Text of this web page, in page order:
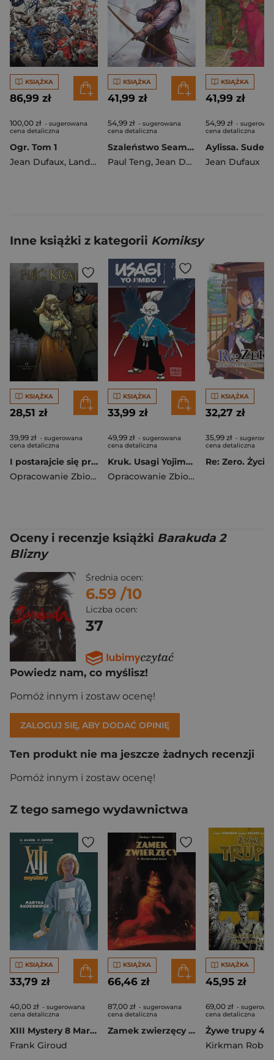
KSIĄŻKA
86,99 zł
100,00 zł - sugerowana
cena detaliczna
Ogr. Tom 1
Jean Dufaux, Landa Juan Luis
KSIĄŻKA
41,99 zł
54,99 zł - sugerowana
cena detaliczna
Szaleństwo Seamusa. Sudenne'owie. Skarga Utraconych Ziem. Cykl 4. Tom 3
Paul Teng, Jean Dufaux
KSIĄŻKA
41,99 zł
54,99 zł -
cena detaliczna
Jean Dufaux
Inne książki z kategorii Komiksy
KSIĄŻKA
28,51 zł
39,99 zł - sugerowana
cena detaliczna
I postarajcie się przeżyć. Pięć Krain. Tom 13
Opracowanie Zbiorowe
KSIĄŻKA
33,99 zł
49,99 zł - sugerowana
cena detaliczna
Kruk. Usagi Yojimbo
Opracowanie Zbiorowe
KSIĄŻKA
32,27 zł
35,99 zł -
cena detaliczna
Oceny i recenzje książki Barakuda 2
Blizny
Średnia ocen:
6.59 /10
Liczba ocen:
37
Powiedz nam, co myślisz!
Pomóż innym i zostaw ocenę!
ZALOGUJ SIĘ, ABY DODAĆ OPINIĘ
Ten produkt nie ma jeszcze żadnych recenzji
Pomóż innym i zostaw ocenę!
Z tego samego wydawnictwa
KSIĄŻKA
33,79 zł
40,00 zł - sugerowana
cena detaliczna
XIII Mystery 8 Martha Shoebridge
Frank Giroud
KSIĄŻKA
66,46 zł
87,00 zł - sugerowana
cena detaliczna
Zamek zwierzęcy Tom 4
KSIĄŻKA
45,95 zł
69,00 zł -
cena detaliczna
Kirkman